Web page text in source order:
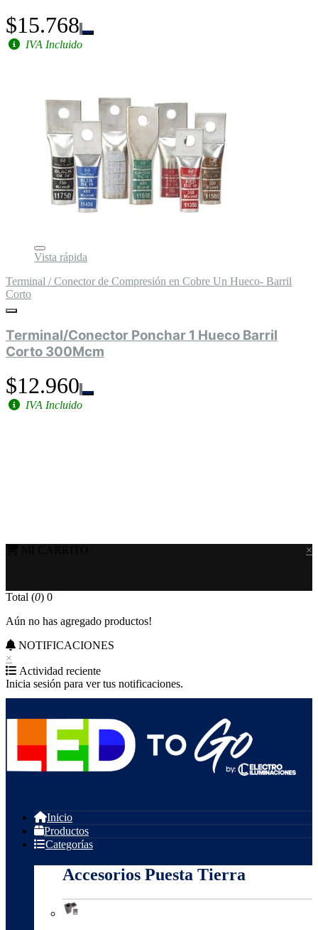
$15.768
IVA Incluido
Vista rápida
Terminal / Conector de Compresión en Cobre Un Hueco- Barril
Corto
Terminal/Conector Ponchar 1 Hueco Barril
Corto 300Mcm
$12.960
IVA Incluido
×
Total (0) 0
Aún no has agregado productos!
NOTIFICACIONES
×
Actividad reciente
Inicia sesión para ver tus notificaciones.
Inicio
Productos
Categorías
Accesorios Puesta Tierra